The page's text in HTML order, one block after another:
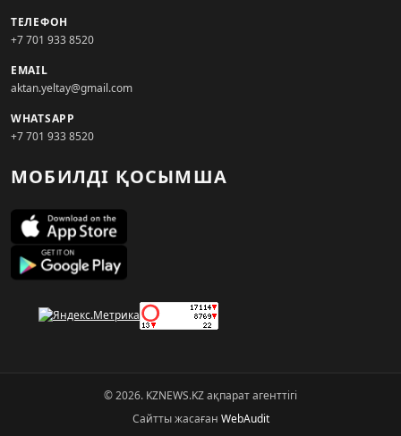
ТЕЛЕФОН
+7 701 933 8520
EMAIL
aktan.yeltay@gmail.com
WHATSAPP
+7 701 933 8520
МОБИЛДІ ҚОСЫМША
© 2026. KZNEWS.KZ ақпарат агенттігі
Сайтты жасаған WebAudit